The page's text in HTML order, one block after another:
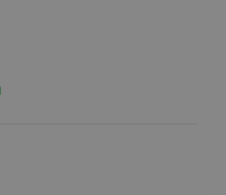
van Inventum in de
product.
genieten van